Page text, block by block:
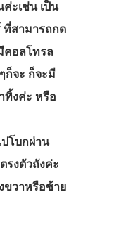
ะเช่น เป็น
ที่สามารถกด
คอลโทรล
ก็จะ ก็จะมี
ทิ้งค่ะ หรือ
ปโบกผ่าน
รงตัวถังค่ะ
ขวาหรือซ้าย